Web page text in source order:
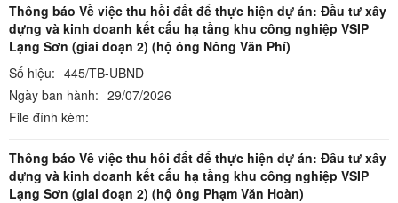
Thông báo Về việc thu hồi đất để thực hiện dự án: Đầu tư xây
dựng và kinh doanh kết cấu hạ tầng khu công nghiệp VSIP
Lạng Sơn (giai đoạn 2) (hộ ông Nông Văn Phí)
Số hiệu: 445/TB-UBND
Ngày ban hành: 29/07/2026
File đính kèm:
Thông báo Về việc thu hồi đất để thực hiện dự án: Đầu tư xây
dựng và kinh doanh kết cấu hạ tầng khu công nghiệp VSIP
Lạng Sơn (giai đoạn 2) (hộ ông Phạm Văn Hoàn)